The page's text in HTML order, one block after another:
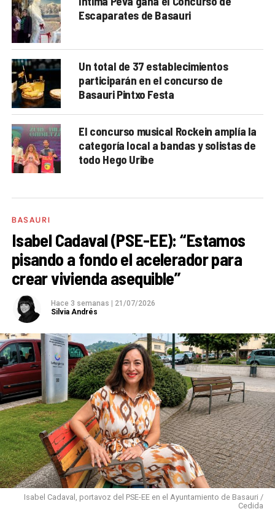
Escaparates de Basauri
Un total de 37 establecimientos
participarán en el concurso de
Basauri Pintxo Festa
El concurso musical Rockein amplía la
categoría local a bandas y solistas de
todo Hego Uribe
BASAURI
Isabel Cadaval (PSE-EE): “Estamos
pisando a fondo el acelerador para
crear vivienda asequible”
Hace 3 semanas
21/07/2026
Silvia Andrés
Isabel Cadaval, portavoz del PSE-EE en el Ayuntamiento de Basauri /
Cedida